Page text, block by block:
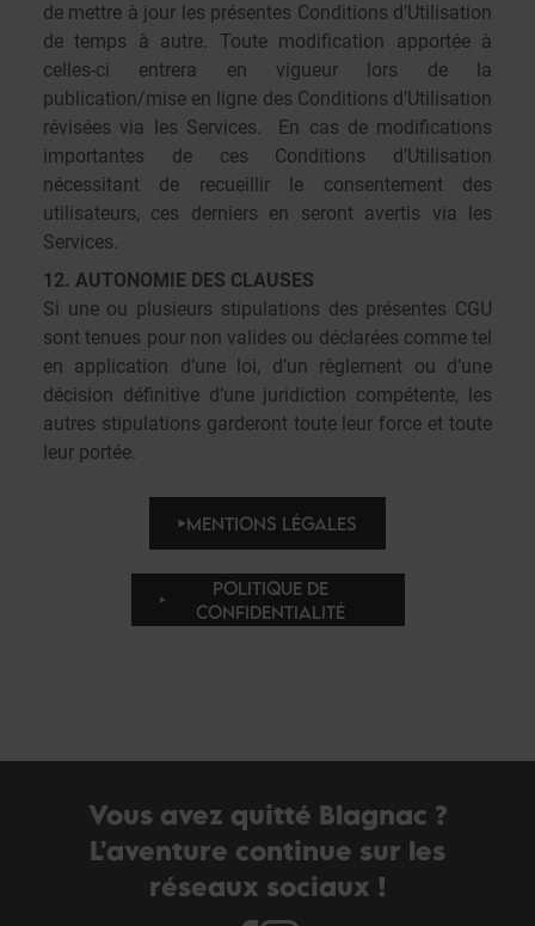
de mettre à jour les présentes Conditions d’Utilisation
de temps à autre. Toute modification apportée à
celles-ci entrera en vigueur lors de la
publication/mise en ligne des Conditions d’Utilisation
révisées via les Services. En cas de modifications
importantes de ces Conditions d’Utilisation
nécessitant de recueillir le consentement des
utilisateurs, ces derniers en seront avertis via les
Services.
12. AUTONOMIE DES CLAUSES
Si une ou plusieurs stipulations des présentes CGU
sont tenues pour non valides ou déclarées comme tel
en application d’une loi, d’un règlement ou d’une
décision définitive d’une juridiction compétente, les
autres stipulations garderont toute leur force et toute
leur portée.
MENTIONS LÉGALES
POLITIQUE DE
CONFIDENTIALITÉ
Vous avez quitté Blagnac ?
L'aventure continue sur les
réseaux sociaux !